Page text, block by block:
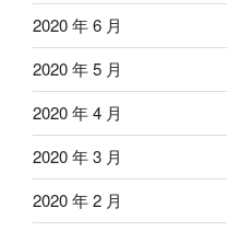
2020 年 6 月
2020 年 5 月
2020 年 4 月
2020 年 3 月
2020 年 2 月